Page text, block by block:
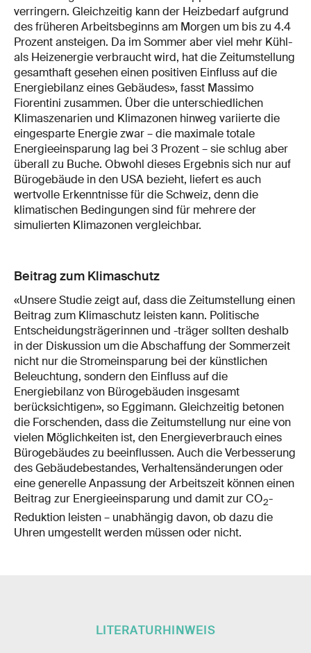
verringern. Gleichzeitig kann der Heizbedarf aufgrund
des früheren Arbeitsbeginns am Morgen um bis zu 4.4
Prozent ansteigen. Da im Sommer aber viel mehr Kühl-
als Heizenergie verbraucht wird, hat die Zeitumstellung
gesamthaft gesehen einen positiven Einfluss auf die
Energiebilanz eines Gebäudes», fasst Massimo
Fiorentini zusammen. Über die unterschiedlichen
Klimaszenarien und Klimazonen hinweg variierte die
eingesparte Energie zwar – die maximale totale
Energieeinsparung lag bei 3 Prozent – sie schlug aber
überall zu Buche. Obwohl dieses Ergebnis sich nur auf
Bürogebäude in den USA bezieht, liefert es auch
wertvolle Erkenntnisse für die Schweiz, denn die
klimatischen Bedingungen sind für mehrere der
simulierten Klimazonen vergleichbar.
Beitrag zum Klimaschutz
«Unsere Studie zeigt auf, dass die Zeitumstellung einen
Beitrag zum Klimaschutz leisten kann. Politische
Entscheidungsträgerinnen und -träger sollten deshalb
in der Diskussion um die Abschaffung der Sommerzeit
nicht nur die Stromeinsparung bei der künstlichen
Beleuchtung, sondern den Einfluss auf die
Energiebilanz von Bürogebäuden insgesamt
berücksichtigen», so Eggimann. Gleichzeitig betonen
die Forschenden, dass die Zeitumstellung nur eine von
vielen Möglichkeiten ist, den Energieverbrauch eines
Bürogebäudes zu beeinflussen. Auch die Verbesserung
des Gebäudebestandes, Verhaltensänderungen oder
eine generelle Anpassung der Arbeitszeit können einen
Beitrag zur Energieeinsparung und damit zur CO2-
Reduktion leisten – unabhängig davon, ob dazu die
Uhren umgestellt werden müssen oder nicht.
LITERATURHINWEIS